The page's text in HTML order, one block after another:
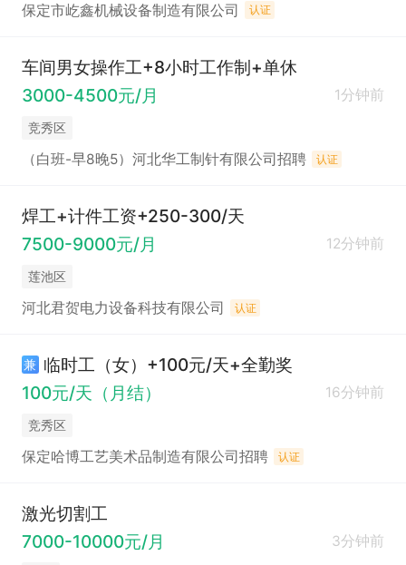
保定市屹鑫机械设备制造有限公司 认证
车间男女操作工+8小时工作制+单休
3000-4500元/月
1分钟前
竞秀区
（白班-早8晚5）河北华工制针有限公司招聘 认证
焊工+计件工资+250-300/天
7500-9000元/月
12分钟前
莲池区
河北君贺电力设备科技有限公司 认证
兼 临时工（女）+100元/天+全勤奖
100元/天（月结）
16分钟前
竞秀区
保定哈博工艺美术品制造有限公司招聘 认证
激光切割工
7000-10000元/月
3分钟前